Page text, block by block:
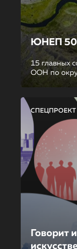
ЮНЕП 50
15 главных
ООН по
СПЕЦПРОЕКТ
Говорит